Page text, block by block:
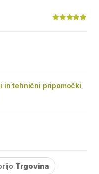
in tehnični pripomočki
Trgovina